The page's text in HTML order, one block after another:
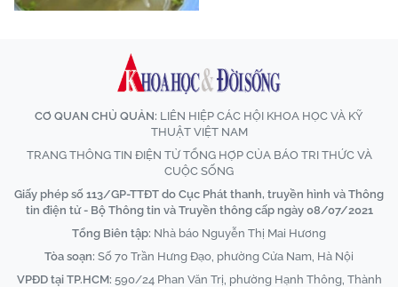
CƠ QUAN CHỦ QUẢN: LIÊN HIỆP CÁC HỘI KHOA HỌC VÀ KỸ
THUẬT VIỆT NAM
TRANG THÔNG TIN ĐIỆN TỬ TỔNG HỢP CỦA BÁO TRI THỨC VÀ
CUỘC SỐNG
Giấy phép số 113/GP-TTĐT do Cục Phát thanh, truyền hình và Thông
tin điện tử - Bộ Thông tin và Truyền thông cấp ngày 08/07/2021
Tổng Biên tập: Nhà báo Nguyễn Thị Mai Hương
Tòa soạn: Số 70 Trần Hưng Đạo, phường Cửa Nam, Hà Nội
VPĐD tại TP.HCM: 590/24 Phan Văn Trị, phường Hạnh Thông, Thành